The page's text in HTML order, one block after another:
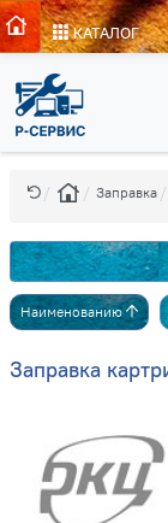
КАТАЛОГ
Заправка
Наименованию
Заправка